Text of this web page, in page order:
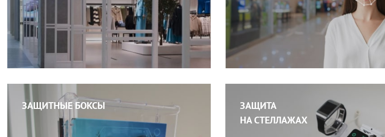
ЗАЩИТНЫЕ БОКСЫ
ЗАЩИТА
НА СТЕЛЛАЖАХ